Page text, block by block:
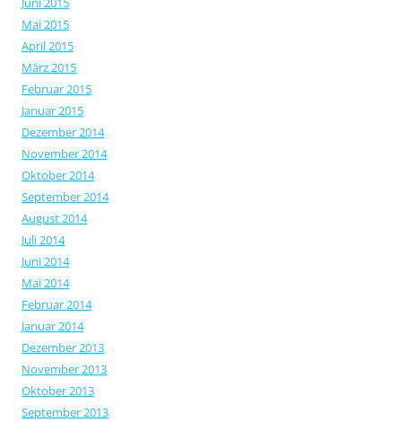
Mai 2015
April 2015
März 2015
Februar 2015
Januar 2015
Dezember 2014
November 2014
Oktober 2014
September 2014
August 2014
Juli 2014
Juni 2014
Mai 2014
Februar 2014
Januar 2014
Dezember 2013
November 2013
Oktober 2013
September 2013